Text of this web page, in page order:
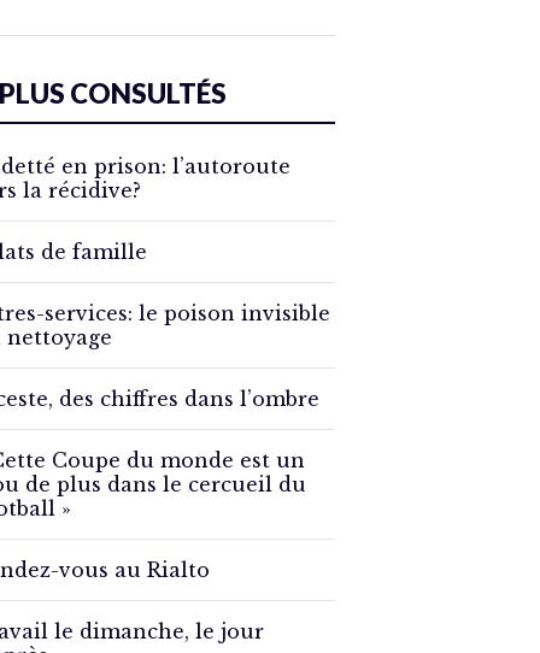
CONSULTÉS
en prison: l’autoroute
la récidive?
de famille
services: le poison invisible
nettoyage
des chiffres dans l’ombre
Coupe du monde est un
de plus dans le cercueil du
»
vous au Rialto
le dimanche, le jour